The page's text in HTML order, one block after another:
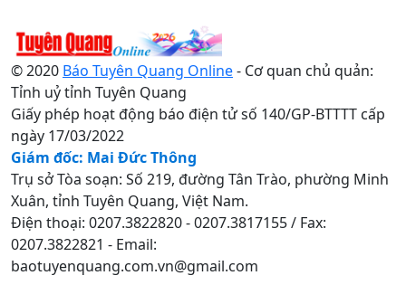
© 2020 Báo Tuyên Quang Online- Cơ quan chủ quản:
Tỉnh uỷ tỉnh Tuyên Quang
Giấy phép hoạt động báo điện tử số 140/GP-BTTTT cấp
ngày 17/03/2022
Giám đốc: Mai Đức Thông
Trụ sở Tòa soạn: Số 219, đường Tân Trào, phường Minh
Xuân, tỉnh Tuyên Quang, Việt Nam.
Điện thoại: 0207.3822820 - 0207.3817155 / Fax:
0207.3822821 - Email:
baotuyenquang.com.vn@gmail.com